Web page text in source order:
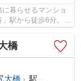
暮らせるマンショ
駅から徒歩6分。東
橋
大橋 」駅 徒歩9分